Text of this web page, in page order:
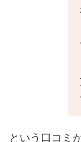
という口コミ